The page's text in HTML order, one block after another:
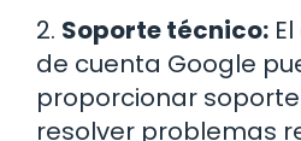
2. Soporte técnico:
de cuenta Google
proporcionar
resolver problemas